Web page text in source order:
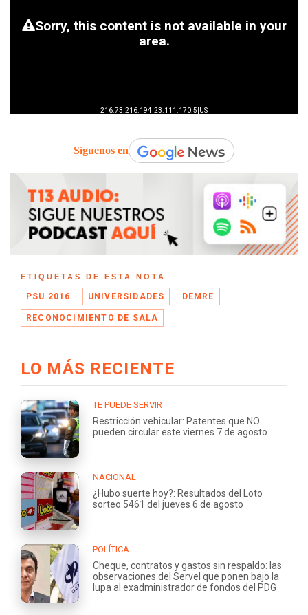
Síguenos en
ETIQUETAS DE ESTA NOTA
PSU 2016 UNIVERSIDADES DEMRE
RECONOCIMIENTO DE SALA
LO MÁS RECIENTE
TE PUEDE SERVIR
Restricción vehicular: Patentes que NO
pueden circular este viernes 7 de agosto
NACIONAL
¿Hubo suerte hoy?: Resultados del Loto
sorteo 5461 del jueves 6 de agosto
POLÍTICA
Cheque, contratos y gastos sin respaldo: las
observaciones del Servel que ponen bajo la
lupa al exadministrador de fondos del PDG